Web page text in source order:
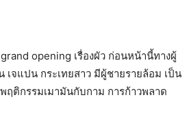
opening เรื่องผัว ก่อนหน้านี้ทางผู้
เจแปน กระเทยสาว มีผู้ชายรายล้อม เป็น
ติกรรมเมามันกับกาม การก้าวพลาด